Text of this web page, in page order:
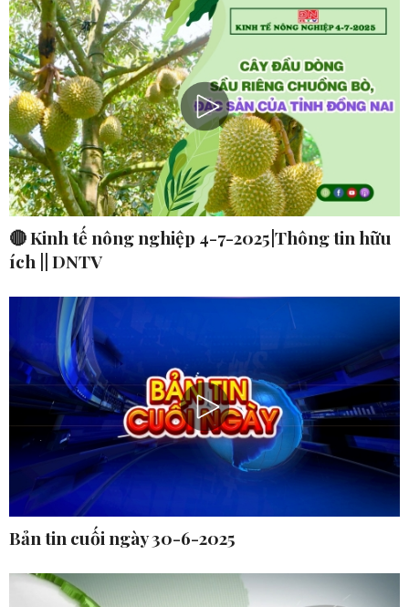
🔴 Kinh tế nông nghiệp 4-7-2025|Thông tin hữu
ích || DNTV
Bản tin cuối ngày 30-6-2025